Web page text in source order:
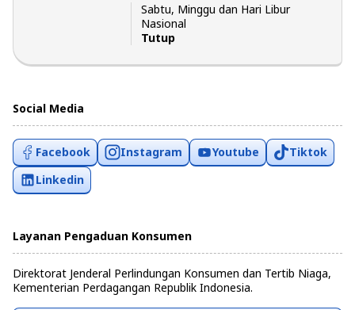
Sabtu, Minggu dan Hari Libur
Nasional
Tutup
Social Media
Facebook Instagram Youtube
Tiktok
Linkedin
Layanan Pengaduan Konsumen
Direktorat Jenderal Perlindungan Konsumen dan Tertib Niaga,
Kementerian Perdagangan Republik Indonesia.